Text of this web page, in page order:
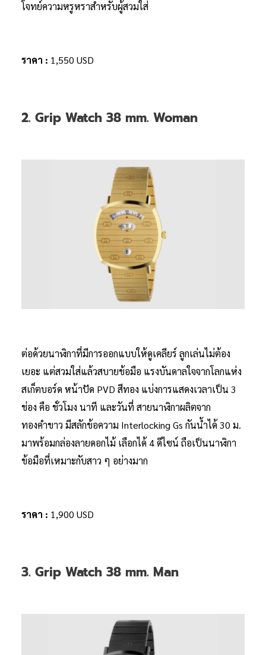
โจทย์ความหรูหราสำหรับผู้สวมใส่
ราคา : 1,550 USD
2. Grip Watch 38 mm. Woman
ต่อด้วยนาฬิกาที่มีการออกแบบให้ดูเคลียร์ ลูกเล่นไม่ต้อง
เยอะ แต่สวมใส่แล้วสบายข้อมือ แรงบันดาลใจจากโลกแห่ง
สเก็ตบอร์ด หน้าปัด PVD สีทอง แบ่งการแสดงเวลาเป็น 3
ช่อง คือ ชั่วโมง นาที และวันที่ สายนาฬิกาผลิตจาก
ทองคำขาว มีสลักข้อความ Interlocking Gs กันน้ำได้ 30 ม.
มาพร้อมกล่องลายดอกไม้ เลือกได้ 4 ดีไซน์ ถือเป็นนาฬิกา
ข้อมือที่เหมาะกับสาว ๆ อย่างมาก
ราคา : 1,900 USD
3. Grip Watch 38 mm. Man